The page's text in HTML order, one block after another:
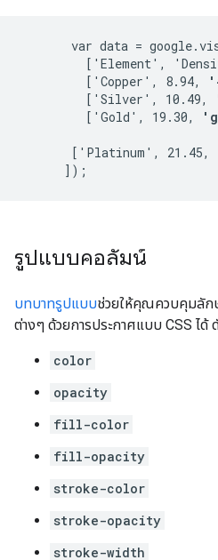
var data =
['Element',
         ['Copper', 8.94,
         ['Silver', 10.49,
         ['Gold', 19.30,
       ['Platinum', 21.45,
รูปแบบคอลัมน์
บทบาทรูปแบบช่วยให้คุณควบคุมลั
ต่างๆ ด้วยการประกาศแบบ CSS ได้
color
opacity
fill-color
fill-opacity
stroke-color
stroke-opacity
stroke-width